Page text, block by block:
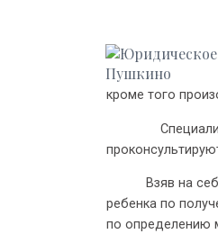
кроме того
Специалисты
Взяв на себя
ребенка по
по определению